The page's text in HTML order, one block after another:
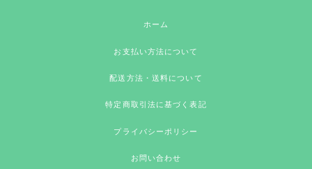
ホーム
お支払い方法について
配送方法・送料について
特定商取引法に基づく表記
プライバシーポリシー
お問い合わせ